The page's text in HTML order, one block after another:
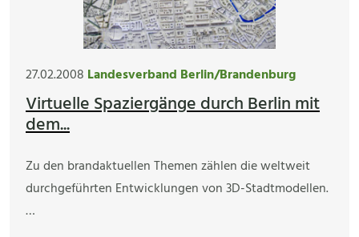
27.02.2008 Landesverband Berlin/Brandenburg
Virtuelle Spaziergänge durch Berlin mit
dem...
Zu den brandaktuellen Themen zählen die weltweit
durchgeführten Entwicklungen von 3D-Stadtmodellen.
…